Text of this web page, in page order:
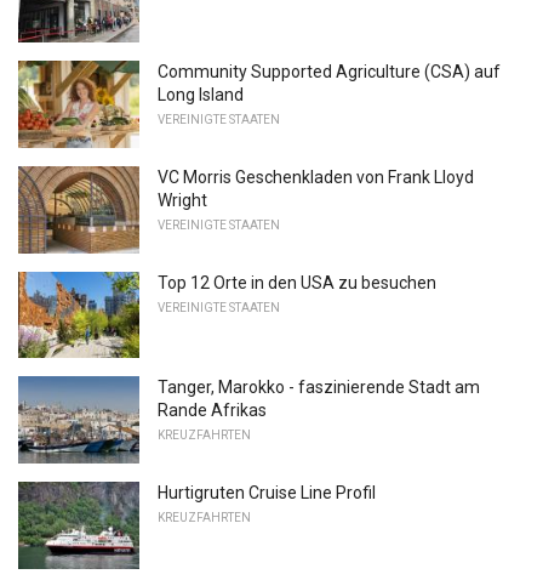
Community Supported Agriculture (CSA) auf
Long Island
VEREINIGTE STAATEN
VC Morris Geschenkladen von Frank Lloyd
Wright
VEREINIGTE STAATEN
Top 12 Orte in den USA zu besuchen
VEREINIGTE STAATEN
Tanger, Marokko - faszinierende Stadt am
Rande Afrikas
KREUZFAHRTEN
Hurtigruten Cruise Line Profil
KREUZFAHRTEN